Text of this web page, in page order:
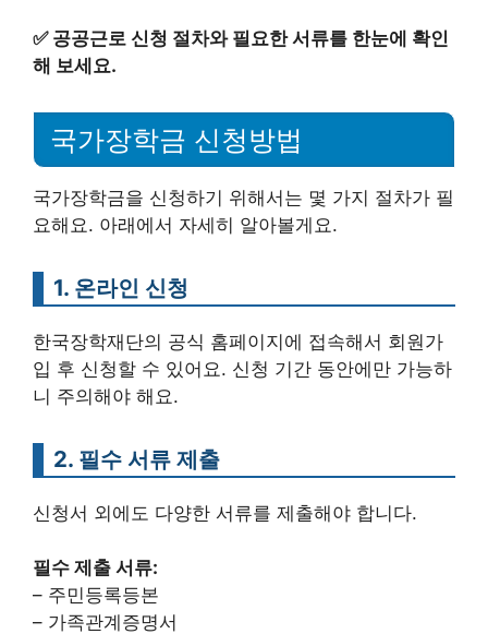
✅ 공공근로 신청 절차와 필요한 서류를 한눈에 확인
해 보세요.
국가장학금 신청방법
국가장학금을 신청하기 위해서는 몇 가지 절차가 필
요해요. 아래에서 자세히 알아볼게요.
1. 온라인 신청
한국장학재단의 공식 홈페이지에 접속해서 회원가
입 후 신청할 수 있어요. 신청 기간 동안에만 가능하
니 주의해야 해요.
2. 필수 서류 제출
신청서 외에도 다양한 서류를 제출해야 합니다.
필수 제출 서류:
– 주민등록등본
– 가족관계증명서